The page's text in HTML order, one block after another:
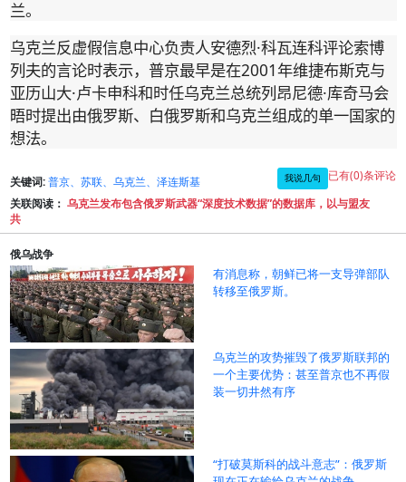
兰。
乌克兰反虚假信息中心负责人安德烈·科瓦连科评论索博
列夫的言论时表示，普京最早是在2001年维捷布斯克与
亚历山大·卢卡申科和时任乌克兰总统列昂尼德·库奇马会
晤时提出由俄罗斯、白俄罗斯和乌克兰组成的单一国家的
想法。
关键词: 普京、苏联、乌克兰、泽连斯基 我说几句 已有(0)条评论
关联阅读： 乌克兰发布包含俄罗斯武器“深度技术数据”的数据库，以与盟友
共
俄乌战争
有消息称，朝鲜已将一支导弹部队
转移至俄罗斯。
乌克兰的攻势摧毁了俄罗斯联邦的
一个主要优势：甚至普京也不再假
装一切井然有序
“打破莫斯科的战斗意志”：俄罗斯